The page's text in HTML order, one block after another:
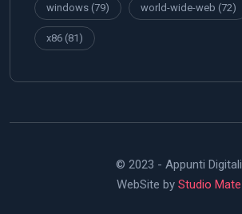
windows (79) world-wide-web (72)
x86 (81)
© 2023 - Appunti Digitali
WebSite by Studio Mate